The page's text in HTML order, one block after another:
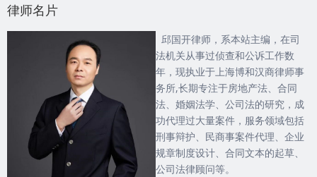
律师名片
邱国开律师，系本站主编，在司
法机关从事过侦查和公诉工作数
年，现执业于上海博和汉商律师事
务所,长期专注于房地产法、合同
法、婚姻法学、公司法的研究，成
功代理过大量案件，服务领域包括
刑事辩护、民商事案件代理、企业
规章制度设计、合同文本的起草、
公司法律顾问等。